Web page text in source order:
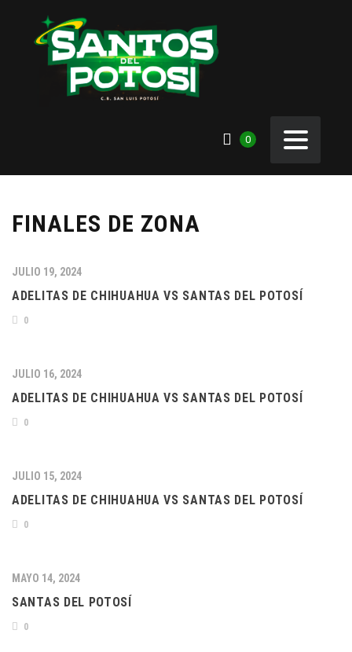
0
FINALES DE ZONA
JULIO 19, 2024
ADELITAS DE CHIHUAHUA VS SANTAS DEL POTOSÍ
0
JULIO 16, 2024
ADELITAS DE CHIHUAHUA VS SANTAS DEL POTOSÍ
0
JULIO 15, 2024
ADELITAS DE CHIHUAHUA VS SANTAS DEL POTOSÍ
0
MAYO 14, 2024
SANTAS DEL POTOSÍ
0